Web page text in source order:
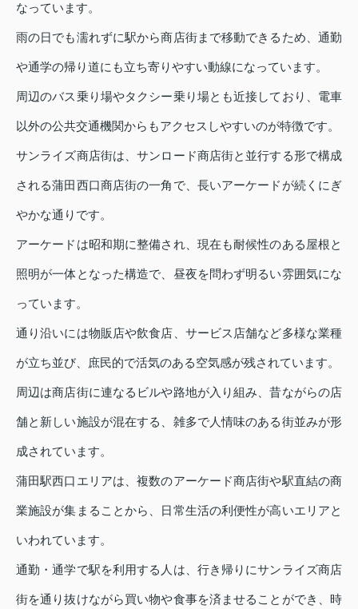
なっています。
雨の日でも濡れずに駅から商店街まで移動できるため、通勤
や通学の帰り道にも立ち寄りやすい動線になっています。
周辺のバス乗り場やタクシー乗り場とも近接しており、電車
以外の公共交通機関からもアクセスしやすいのが特徴です。
サンライズ商店街は、サンロード商店街と並行する形で構成
される蒲田西口商店街の一角で、長いアーケードが続くにぎ
やかな通りです。
アーケードは昭和期に整備され、現在も耐候性のある屋根と
照明が一体となった構造で、昼夜を問わず明るい雰囲気にな
っています。
通り沿いには物販店や飲食店、サービス店舗など多様な業種
が立ち並び、庶民的で活気のある空気感が残されています。
周辺は商店街に連なるビルや路地が入り組み、昔ながらの店
舗と新しい施設が混在する、雑多で人情味のある街並みが形
成されています。
蒲田駅西口エリアは、複数のアーケード商店街や駅直結の商
業施設が集まることから、日常生活の利便性が高いエリアと
いわれています。
通勤・通学で駅を利用する人は、行き帰りにサンライズ商店
街を通り抜けながら買い物や食事を済ませることができ、時